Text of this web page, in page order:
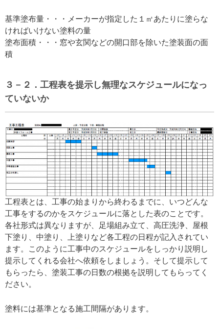
基準塗布量・・・メーカーが指定した１㎡あたりに塗らな
ければいけない塗料の量
塗布面積・・・窓や玄関などの開口部を除いた塗装面の面
積
３－２．工程表を提示し無理なスケジュールになっ
ていないか
工程表とは、工事の始まりから終わるまでに、いつどんな
工事をするのかをスケジュールに落とした表のことです。
各社形式は異なりますが、足場組み立て、高圧洗浄、屋根
下塗り、中塗り、上塗りなど各工程の日程が記入されてい
ます。このように工事中のスケジュールをしっかり説明し
提示してくれる会社へ依頼をしましょう。そして提示して
もらったら、塗装工事の日数の根拠を説明してもらってく
ださい。
塗料には基準となる施工間隔があります。